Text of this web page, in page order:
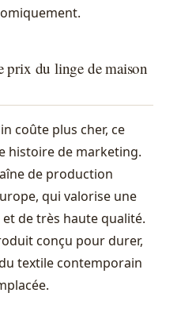
prix du linge de maison
coûte plus cher, ce
histoire de marketing.
de production
qui valorise une
de très haute qualité.
conçu pour durer,
textile contemporain